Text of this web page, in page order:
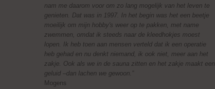
nam me daarom voor om zo lang mogelijk van het leven te
genieten. Dat was in 1997. In het begin was het een beetje
moeilijk om mijn hobby's weer op te pakken, met name
zwemmen, omdat ik steeds naar de kleedhokjes moest
lopen. Ik heb toen aan mensen verteld dat ik een operatie
heb gehad en nu denkt niemand, ik ook niet, meer aan het
zakje. Ook als we in de sauna zitten en het zakje maakt een
geluid –dan lachen we gewoon.”
Mogens